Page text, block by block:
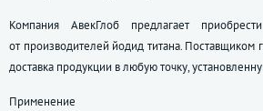
Компания АвекГлоб предлагает
от производителей йодид титана. Поставщиком
доставка продукции в любую точку,
Применение